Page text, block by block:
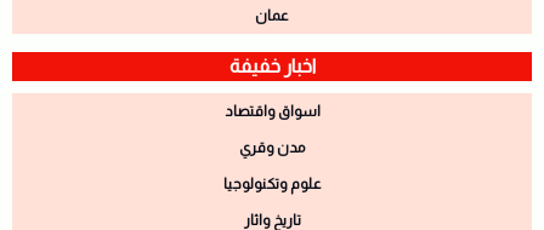
عمان
اخبار خفيفة
اسواق واقتصاد
مدن وقري
علوم وتكنولوجيا
تاريخ واثار